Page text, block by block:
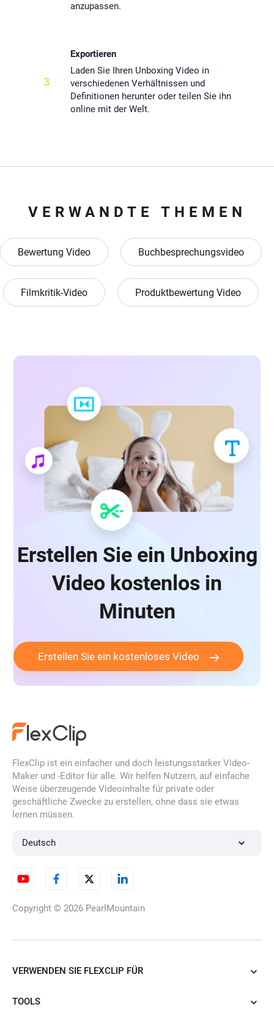
anzupassen.
3
Exportieren
Laden Sie Ihren Unboxing Video in
verschiedenen Verhältnissen und
Definitionen herunter oder teilen Sie ihn
online mit der Welt.
VERWANDTE THEMEN
Bewertung Video Buchbesprechungsvideo
Filmkritik-Video Produktbewertung Video
Erstellen Sie ein Unboxing
Video kostenlos in
Minuten
Erstellen Sie ein kostenloses Video
FlexClip ist ein einfacher und doch leistungsstarker Video-
Maker und -Editor für alle. Wir helfen Nutzern, auf einfache
Weise überzeugende Videoinhalte für private oder
geschäftliche Zwecke zu erstellen, ohne dass sie etwas
lernen müssen.
Deutsch
Copyright © 2026 PearlMountain
VERWENDEN SIE FLEXCLIP FÜR
TOOLS